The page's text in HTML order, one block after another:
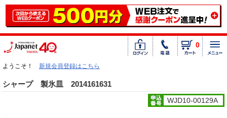
0
ようこそ！ 新規会員登録はこちら
シャープ 製氷皿 2014161631
WJD10-00129A